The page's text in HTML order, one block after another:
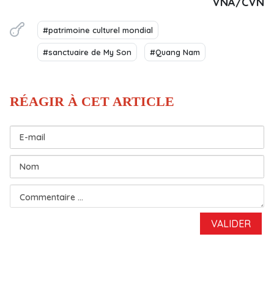
#patrimoine culturel mondial
#sanctuaire de My Son #Quang Nam